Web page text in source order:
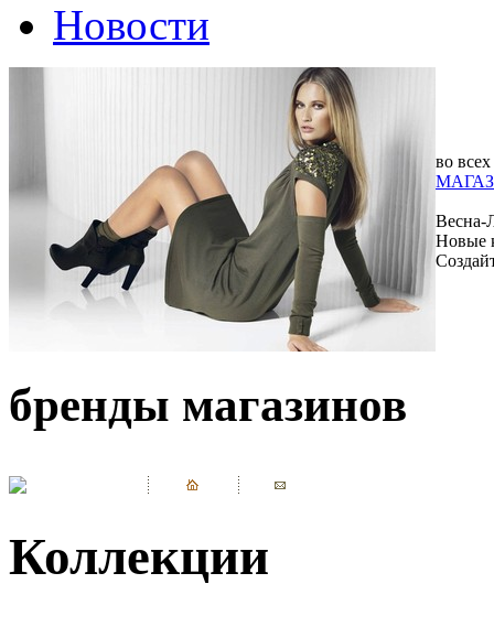
Новости
во всех
Весна-
Новые
бренды магазинов
Коллекции